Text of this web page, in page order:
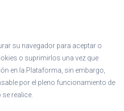
su navegador para aceptar o
o suprimirlos una vez que
en la Plataforma, sin embargo,
por el pleno funcionamiento de
realice.